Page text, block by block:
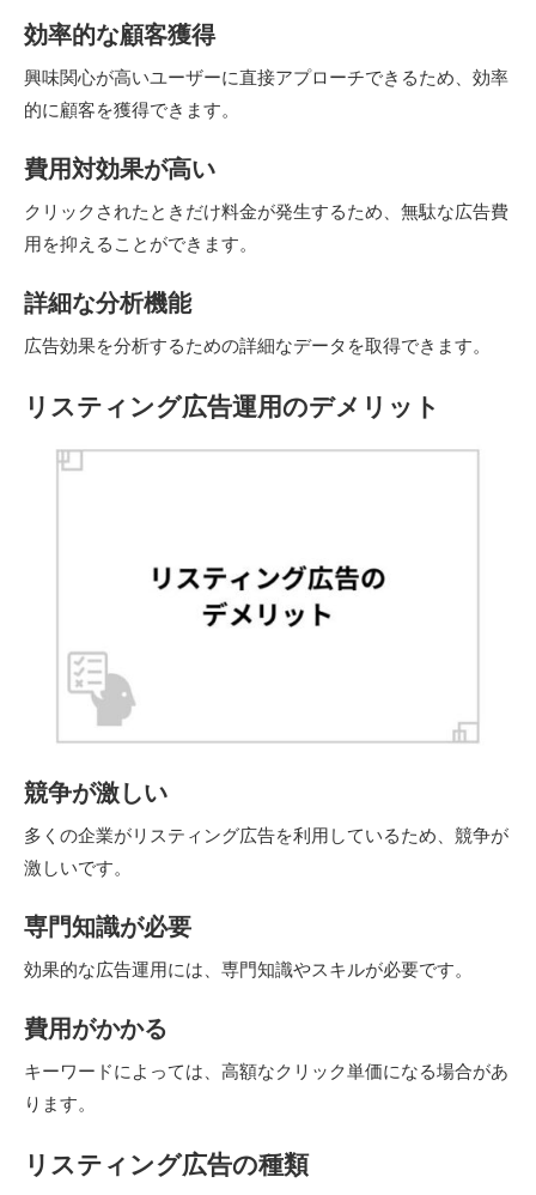
効率的な顧客獲得
興味関心が高いユーザーに直接アプローチできるため、効率
的に顧客を獲得できます。
費用対効果が高い
クリックされたときだけ料金が発生するため、無駄な広告費
用を抑えることができます。
詳細な分析機能
広告効果を分析するための詳細なデータを取得できます。
リスティング広告運用のデメリット
競争が激しい
多くの企業がリスティング広告を利用しているため、競争が
激しいです。
専門知識が必要
効果的な広告運用には、専門知識やスキルが必要です。
費用がかかる
キーワードによっては、高額なクリック単価になる場合があ
ります。
リスティング広告の種類